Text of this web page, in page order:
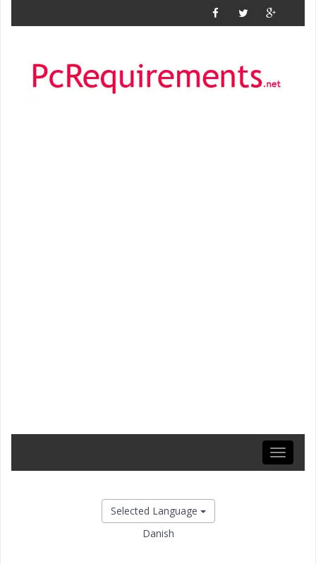
Toggle
Selected Language
Danish